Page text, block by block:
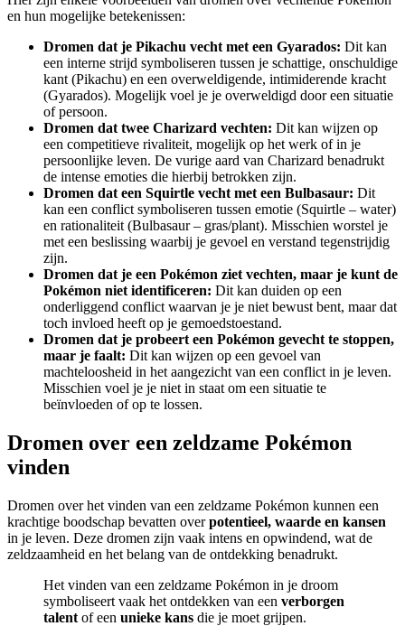
en hun mogelijke betekenissen:
Dromen dat je Pikachu vecht met een Gyarados: Dit kan
een interne strijd symboliseren tussen je schattige, onschuldige
kant (Pikachu) en een overweldigende, intimiderende kracht
(Gyarados). Mogelijk voel je je overweldigd door een situatie
of persoon.
Dromen dat twee Charizard vechten: Dit kan wijzen op
een competitieve rivaliteit, mogelijk op het werk of in je
persoonlijke leven. De vurige aard van Charizard benadrukt
de intense emoties die hierbij betrokken zijn.
Dromen dat een Squirtle vecht met een Bulbasaur: Dit
kan een conflict symboliseren tussen emotie (Squirtle – water)
en rationaliteit (Bulbasaur – gras/plant). Misschien worstel je
met een beslissing waarbij je gevoel en verstand tegenstrijdig
zijn.
Dromen dat je een Pokémon ziet vechten, maar je kunt de
Pokémon niet identificeren: Dit kan duiden op een
onderliggend conflict waarvan je je niet bewust bent, maar dat
toch invloed heeft op je gemoedstoestand.
Dromen dat je probeert een Pokémon gevecht te stoppen,
maar je faalt: Dit kan wijzen op een gevoel van
machteloosheid in het aangezicht van een conflict in je leven.
Misschien voel je je niet in staat om een situatie te
beïnvloeden of op te lossen.
Dromen over een zeldzame Pokémon
vinden
Dromen over het vinden van een zeldzame Pokémon kunnen een
krachtige boodschap bevatten overpotentieel, waarde en kansen
in je leven. Deze dromen zijn vaak intens en opwindend, wat de
zeldzaamheid en het belang van de ontdekking benadrukt.
Het vinden van een zeldzame Pokémon in je droom
symboliseert vaak het ontdekken van een verborgen
talent of een unieke kans die je moet grijpen.